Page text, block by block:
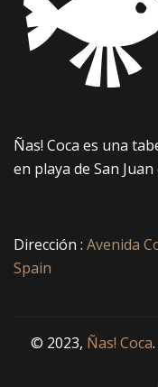
Ñas! Coca es una
en playa de San
Dirección : Avenida
Spain
© 2023, Ñas! Coca